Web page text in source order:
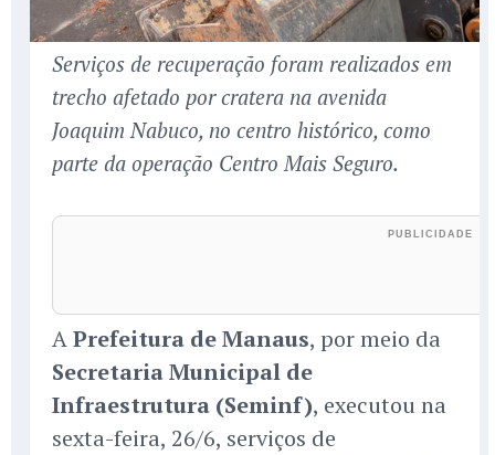
Serviços de recuperação foram realizados em
trecho afetado por cratera na avenida
Joaquim Nabuco, no centro histórico, como
parte da operação Centro Mais Seguro.
APrefeitura de Manaus, por meio da
Secretaria Municipal de
Infraestrutura (Seminf), executou na
sexta-feira, 26/6, serviços de